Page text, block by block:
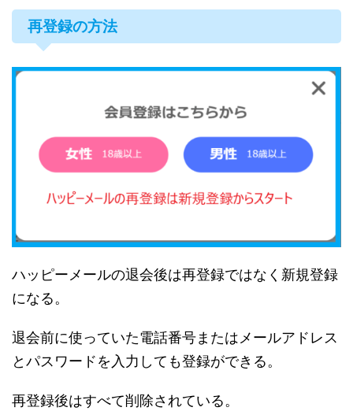
再登録の方法
ハッピーメールの退会後は再登録ではなく新規登録
になる。
退会前に使っていた電話番号またはメールアドレス
とパスワードを入力しても登録ができる。
再登録後はすべて削除されている。